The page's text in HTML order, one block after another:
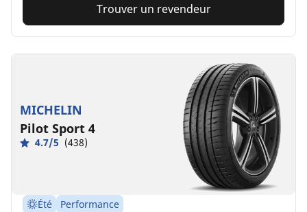
Trouver un revendeur
MICHELIN
Pilot Sport 4
4.7/5 (438)
Été
Performance